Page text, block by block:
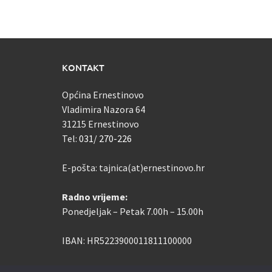
KONTAKT
Općina Ernestinovo
Vladimira Nazora 64
31215 Ernestinovo
Tel: 031/ 270-226
E-pošta: tajnica(at)ernestinovo.hr
Radno vrijeme:
Ponedjeljak – Petak 7.00h – 15.00h
IBAN: HR5223900011811100000